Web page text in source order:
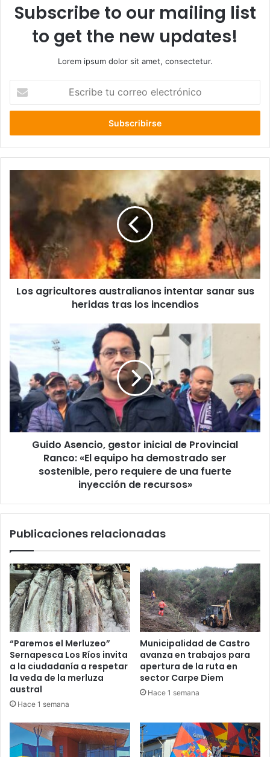
Subscribe to our mailing list
to get the new updates!
Lorem ipsum dolor sit amet, consectetur.
correo
australianos
sus
heridas
tras
los
incendios
Los agricultores australianos intentar sanar sus
heridas tras los incendios
Asencio,
inicial
de
Provincial
Ranco:
«El
equipo
demostrado
requiere
una
de
recursos»
Guido Asencio, gestor inicial de Provincial
Ranco: «El equipo ha demostrado ser
sostenible, pero requiere de una fuerte
inyección de recursos»
Publicaciones relacionadas
“Paremos el Merluzeo”
Sernapesca Los Ríos invita
a la ciudadanía a respetar
la veda de la merluza
austral
Hace 1 semana
Municipalidad de Castro
avanza en trabajos para
apertura de la ruta en
sector Carpe Diem
Hace 1 semana